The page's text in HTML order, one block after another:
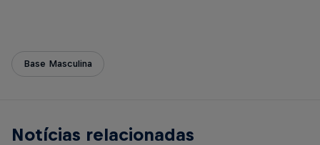
Base Masculina
Notícias relacionadas